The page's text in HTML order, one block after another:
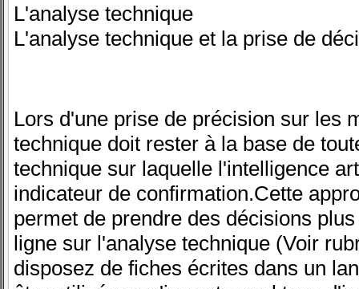
L'analyse technique
L'analyse technique et la prise de
Lors d'une prise de précision sur les
technique doit rester à la base de
technique sur laquelle l'intelligence
indicateur de confirmation.Cette
permet de prendre des décisions
ligne sur l'analyse technique (Voir
disposez de fiches écrites dans un